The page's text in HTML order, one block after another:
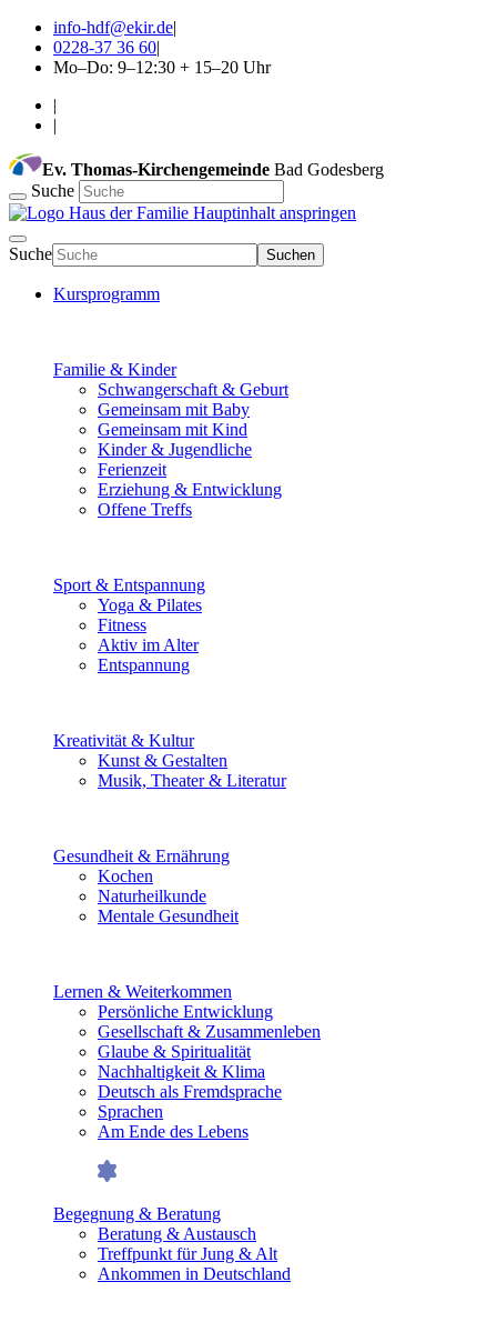
info-hdf@ekir.de|
0228-37 36 60|
Mo–Do: 9–12:30 + 15–20 Uhr
|
|
Ev. Thomas-Kirchengemeinde Bad Godesberg
Suche
Hauptinhalt anspringen
Suche Suchen
Kursprogramm
Familie & Kinder
Schwangerschaft & Geburt
Gemeinsam mit Baby
Gemeinsam mit Kind
Kinder & Jugendliche
Ferienzeit
Erziehung & Entwicklung
Offene Treffs
Sport & Entspannung
Yoga & Pilates
Fitness
Aktiv im Alter
Entspannung
Kreativität & Kultur
Kunst & Gestalten
Musik, Theater & Literatur
Gesundheit & Ernährung
Kochen
Naturheilkunde
Mentale Gesundheit
Lernen & Weiterkommen
Persönliche Entwicklung
Gesellschaft & Zusammenleben
Glaube & Spiritualität
Nachhaltigkeit & Klima
Deutsch als Fremdsprache
Sprachen
Am Ende des Lebens
Begegnung & Beratung
Beratung & Austausch
Treffpunkt für Jung & Alt
Ankommen in Deutschland